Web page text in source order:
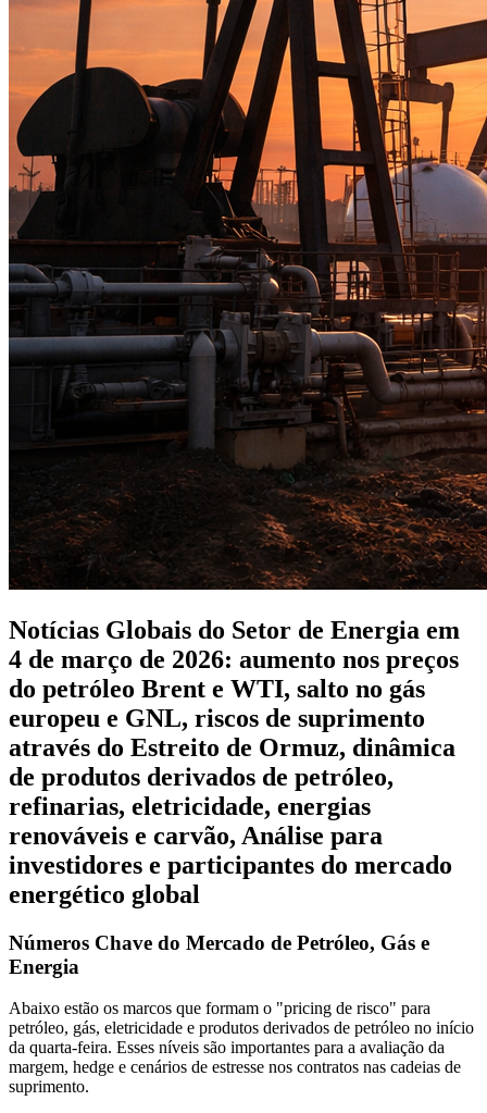
Notícias Globais do Setor de Energia em
4 de março de 2026: aumento nos preços
do petróleo Brent e WTI, salto no gás
europeu e GNL, riscos de suprimento
através do Estreito de Ormuz, dinâmica
de produtos derivados de petróleo,
refinarias, eletricidade, energias
renováveis e carvão, Análise para
investidores e participantes do mercado
energético global
Números Chave do Mercado de Petróleo, Gás e
Energia
Abaixo estão os marcos que formam o "pricing de risco" para
petróleo, gás, eletricidade e produtos derivados de petróleo no início
da quarta-feira. Esses níveis são importantes para a avaliação da
margem, hedge e cenários de estresse nos contratos nas cadeias de
suprimento.